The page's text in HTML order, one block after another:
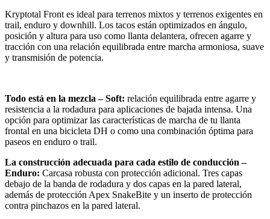
Kryptotal Front es ideal para terrenos mixtos y terrenos exigentes en
trail, enduro y downhill. Los tacos están optimizados en ángulo,
posición y altura para uso como llanta delantera, ofrecen agarre y
tracción con una relación equilibrada entre marcha armoniosa, suave
y transmisión de potencia.
Todo está en la mezcla – Soft: relación equilibrada entre agarre y
resistencia a la rodadura para aplicaciones de bajada intensa. Una
opción para optimizar las características de marcha de tu llanta
frontal en una bicicleta DH o como una combinación óptima para
paseos en enduro o trail.
La construcción adecuada para cada estilo de conducción –
Enduro: Carcasa robusta con protección adicional. Tres capas
debajo de la banda de rodadura y dos capas en la pared lateral,
además de protección Apex SnakeBite y un inserto de protección
contra pinchazos en la pared lateral.